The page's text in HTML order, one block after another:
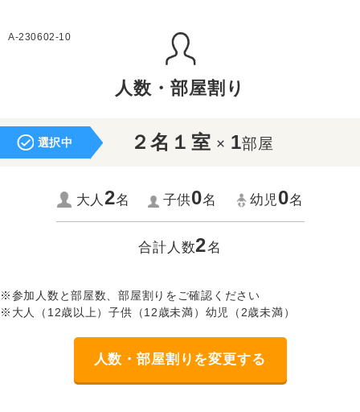
A-230602-10
人数・部屋割り
選択中 ２名１室 × 1部屋
大人2名 子供0名 幼児0名
合計人数2名
※参加人数と部屋数、部屋割りをご確認ください
※大人（12歳以上）子供（12歳未満）幼児（2歳未満）
人数・部屋割りを変更する